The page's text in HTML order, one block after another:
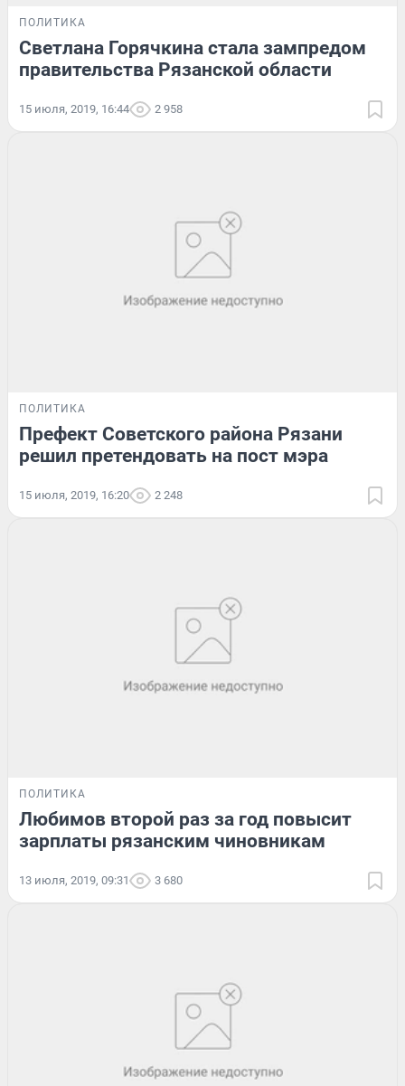
ПОЛИТИКА
Светлана Горячкина стала зампредом
правительства Рязанской области
15 июля, 2019, 16:44 2 958
ПОЛИТИКА
Префект Советского района Рязани
решил претендовать на пост мэра
15 июля, 2019, 16:20 2 248
ПОЛИТИКА
Любимов второй раз за год повысит
зарплаты рязанским чиновникам
13 июля, 2019, 09:31 3 680